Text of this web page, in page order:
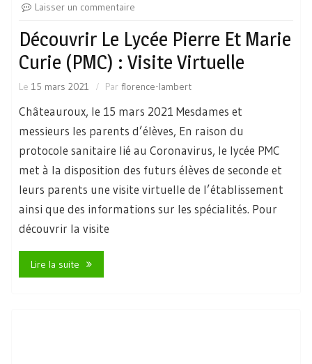
Laisser un commentaire
Découvrir Le Lycée Pierre Et Marie
Curie (PMC) : Visite Virtuelle
Le 15 mars 2021 Par florence-lambert
Châteauroux, le 15 mars 2021 Mesdames et
messieurs les parents d’élèves, En raison du
protocole sanitaire lié au Coronavirus, le lycée PMC
met à la disposition des futurs élèves de seconde et
leurs parents une visite virtuelle de l’établissement
ainsi que des informations sur les spécialités. Pour
découvrir la visite
Lire la suite